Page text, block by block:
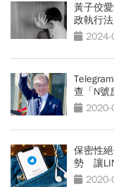
黃子佼
政執行
2024-
查「N號
2020-
保密性
勢 讓
2020-